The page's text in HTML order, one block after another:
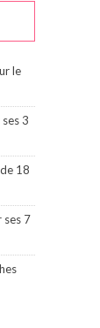
le
3
18
ses 7